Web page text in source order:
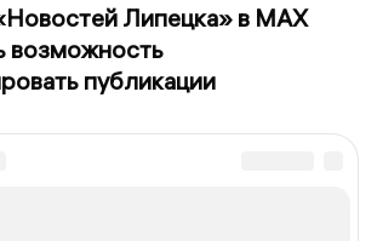
Липецка» в MAX
возможность
публикации